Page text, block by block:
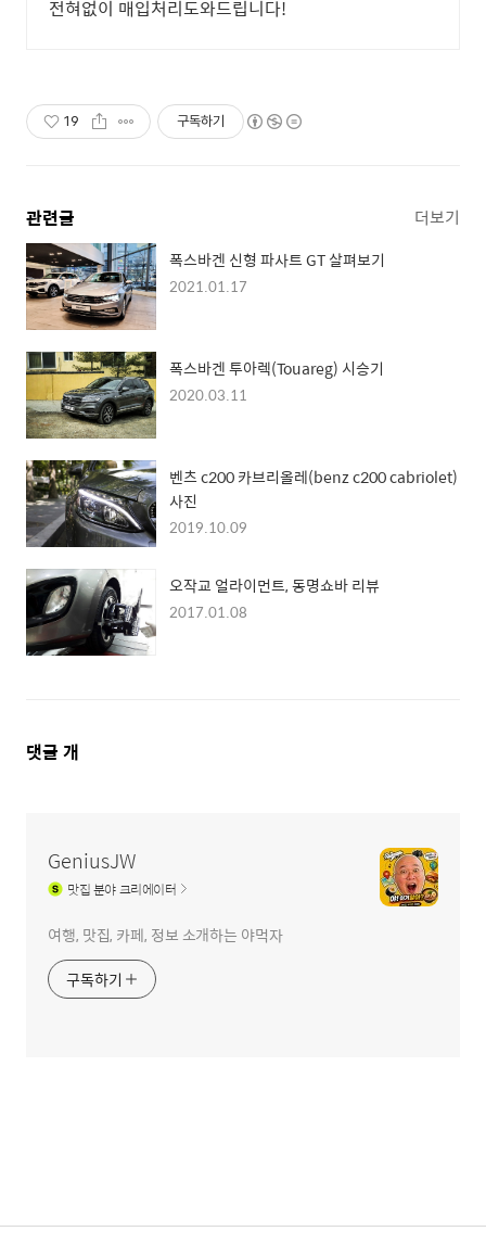
전혀없이 매입처리도와드립니다!
19 구독하기
관련글 더보기
폭스바겐 신형 파사트 GT 살펴보기
2021.01.17
폭스바겐 투아렉(Touareg) 시승기
2020.03.11
벤츠 c200 카브리올레(benz c200 cabriolet)
사진
2019.10.09
오작교 얼라이먼트, 동명쇼바 리뷰
2017.01.08
댓
댓글 개
GeniusJW
맛집분야 크리에이터
여행, 맛집, 카페, 정보 소개하는 야먹자
구독하기